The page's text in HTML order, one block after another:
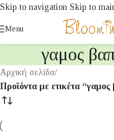
Skip to navigation Skip to
Menu
γαμος
Αρχική σελίδα/
Προϊόντα με ετικέτα “γαμος